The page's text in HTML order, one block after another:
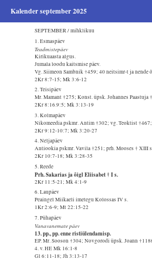
Kalender september 2025
SEPTEMBER / mihklikuu
1. Esmaspäev
Teadmistepäev
Kirikuaasta algus.
Jumala loodu kaitsmise päev.
Vg. Siimeon Sambnik †459; 40 neitsimr-t ja nende
2Kr 8:7-15; Mk 3:6-12
2. Teisipäev
Mr. Mamant †275; Konst. üpsk. Johannes Paastuja
2Kr 8:16.9:5; Mk 3:13-19
3. Kolmapäev
Nikomeedia pskmr. Antim †302; vg. Teoktist
2Kr 9:12-10:7; Mk 3:20-27
4. Neljapäev
Antiookia pskmr. Vavila †251; prh. Mooses † XIII
2Kr 10:7-18; Mk 3:28-35
5. Reede
Prh. Sakarias ja õigl Eliisabet † I s.
2Kr 11:5-21; Mk 4:1-9
6. Laupäev
Peaingel Miikaeli imetegu Kolossas IV s.
1Kr 2:6-9; Mt 22:15-22
7. Pühapäev
Vanavanemate päev
13. pp., pp. enne ristiülendamisp.
EP. Mr. Sooson †304; Novgorodi üpsk. Joann
4. v. HE Mk 16:1-8
Gl 6:11-18; Jh 3:13-17